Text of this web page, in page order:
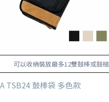
可以收納裝放最多12雙鼓棒或鼓槌
TSB24 鼓棒袋 多色款